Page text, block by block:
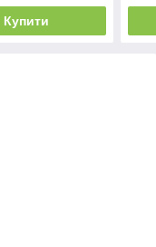
Купити